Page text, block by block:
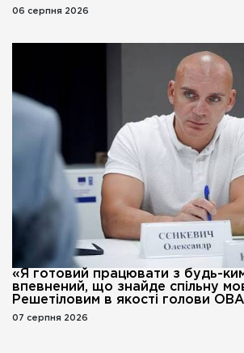
06 серпня 2026
«Я готовий працювати з будь-
впевнений, що знайде спільну
Решетіловим в якості голови ОВА
07 серпня 2026